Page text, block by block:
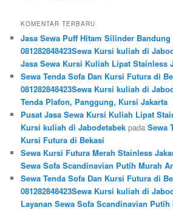
KOMENTAR TERBARU
Jasa Sewa Puff Hitam Silinder Bandung
081282848423Sewa Kursi kuliah di
Jasa Sewa Kursi Kuliah Lipat Stainless
Sewa Tenda Sofa Dan Kursi Futura di
081282848423Sewa Kursi kuliah di
Tenda Plafon, Panggung, Kursi Jakarta
Pusat Jasa Sewa Kursi Kuliah Lipat
Kursi kuliah di Jabodetabek padaSewa
Kursi Futura di Bekasi
Sewa Kursi Futura Merah Stainless
Sewa Sofa Scandinavian Putih Murah
Sewa Tenda Sofa Dan Kursi Futura di
081282848423Sewa Kursi kuliah di
Layanan Sewa Sofa Scandinavian Putih